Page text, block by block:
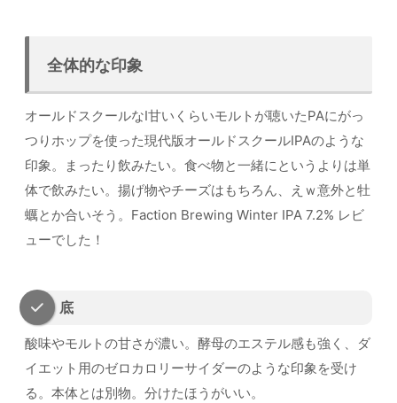
全体的な印象
オールドスクールなI甘いくらいモルトが聴いたPAにがっ
つりホップを使った現代版オールドスクールIPAのような
印象。まったり飲みたい。食べ物と一緒にというよりは単
体で飲みたい。揚げ物やチーズはもちろん、えｗ意外と牡
蠣とか合いそう。Faction Brewing Winter IPA 7.2% レビ
ューでした！
底
酸味やモルトの甘さが濃い。酵母のエステル感も強く、ダ
イエット用のゼロカロリーサイダーのような印象を受け
る。本体とは別物。分けたほうがいい。